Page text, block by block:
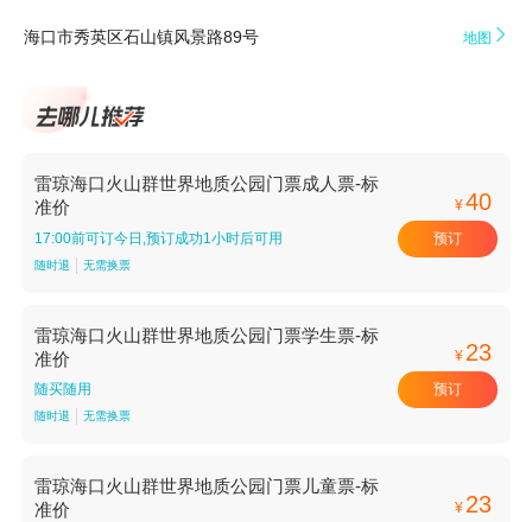
海口市秀英区石山镇风景路89号 地图 
雷琼海口火山群世界地质公园门票成人票-标
准价
17:00前可订今日,预订成功1小时后可用
随时退 无需换票
¥40
预订
雷琼海口火山群世界地质公园门票学生票-标
准价
随买随用
随时退 无需换票
¥ 23
预订
雷琼海口火山群世界地质公园门票儿童票-标
准价
¥ 23